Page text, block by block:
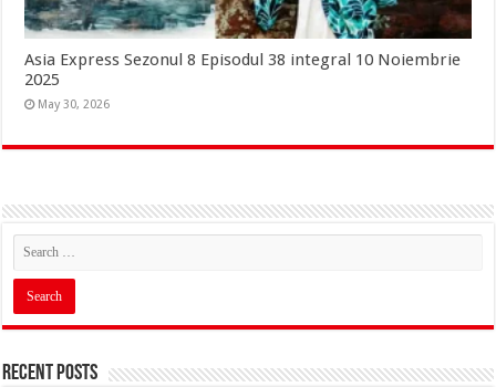
Asia Express Sezonul 8 Episodul 38 integral 10 Noiembrie
2025
May 30, 2026
Recent Posts